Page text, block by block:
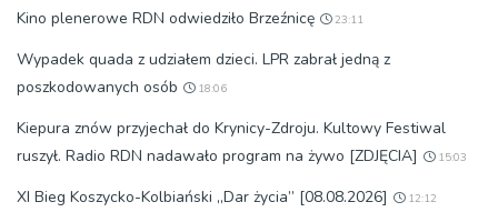
Kino plenerowe RDN odwiedziło Brzeźnicę 23:11
Wypadek quada z udziałem dzieci. LPR zabrał jedną z
poszkodowanych osób
18:06
Kiepura znów przyjechał do Krynicy-Zdroju. Kultowy Festiwal
ruszył. Radio RDN nadawało program na żywo [ZDJĘCIA]
15:03
XI Bieg Koszycko-Kolbiański „Dar życia” [08.08.2026] 12:12